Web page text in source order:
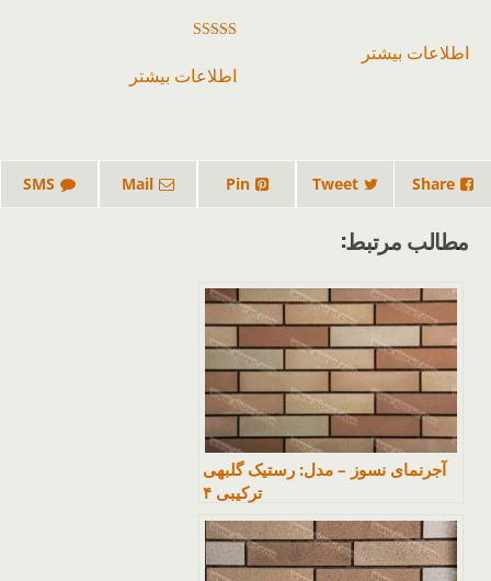
اطلاعات بیشتر
3.00
از 5
اطلاعات بیشتر
Share
Tweet
Pin
Mail
SMS
مطالب مرتبط:
آجرنمای نسوز – مدل: رستیک گلبهی
ترکیبی ۴